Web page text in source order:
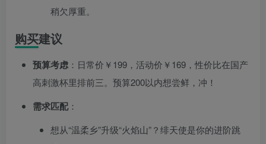
稍欠厚重。
购买建议
预算考虑 ：日常价￥199，活动价￥169，性价比在国产
高刺激杯里排前三。预算200以内想尝鲜，冲！
需求匹配：
想从“温柔乡”升级“火焰山”？绯天使是你的进阶跳